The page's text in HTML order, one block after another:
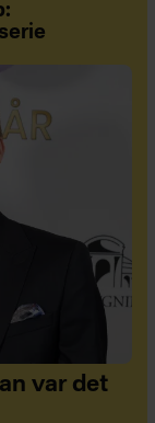
var det